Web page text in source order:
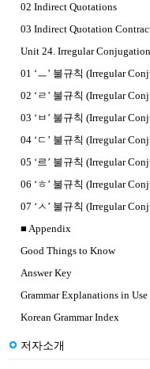
02 Indirect Quotations
03 Indirect Quotation
Unit 24. Irregular
01 ‘ㅡ’ 불규칙 (Irregular
02 ‘ㄹ’ 불규칙 (Irregular
03 ‘ㅂ’ 불규칙 (Irregular
04 ‘ㄷ’ 불규칙 (Irregular
05 ‘르’ 불규칙 (Irregular
06 ‘ㅎ’ 불규칙 (Irregular
07 ‘ㅅ’ 불규칙 (Irregular
■ Appendix
Good Things to Know
Answer Key
Grammar Explanations in Use
Korean Grammar Index
저자소개